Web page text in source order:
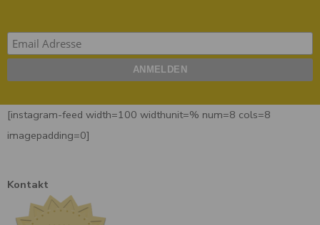
[instagram-feed width=100 widthunit=% num=8 cols=8
imagepadding=0]
Kontakt